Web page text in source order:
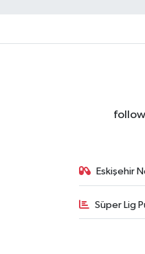
Eskişehir
Süper Lig